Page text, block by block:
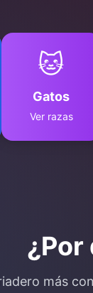
🐱
Gatos
Ver razas
¿Por
más